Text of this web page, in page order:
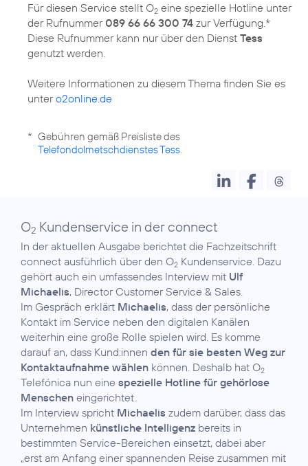
Für diesen Service stellt O2 eine spezielle Hotline unter
der Rufnummer089 66 66 300 74 zur Verfügung.*
Diese Rufnummer kann nur über den Dienst Tess
genutzt werden.
Weitere Informationen zu diesem Thema finden Sie es
untero2online.de
* Gebühren gemäß Preisliste des
Telefondolmetschdienstes Tess.
O2 Kundenservice in der connect
In der aktuellen Ausgabe berichtet die Fachzeitschrift
connect ausführlich über den O2 Kundenservice. Dazu
gehört auch ein umfassendes Interview mit Ulf
Michaelis, Director Customer Service & Sales.
Im Gespräch erklärt Michaelis, dass der persönliche
Kontakt im Service neben den digitalen Kanälen
weiterhin eine große Rolle spielen wird. Es komme
darauf an, dass Kund:innen den für sie besten Weg zur
Kontaktaufnahme wählen können. Deshalb hat O2
Telefónica nun eine spezielle Hotline für gehörlose
Menschen eingerichtet.
Im Interview spricht Michaelis zudem darüber, dass das
Unternehmen künstliche Intelligenz bereits in
bestimmten Service-Bereichen einsetzt, dabei aber
„erst am Anfang einer spannenden Reise zusammen mit